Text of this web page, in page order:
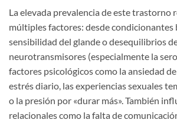
La elevada prevalencia de este trastorno
múltiples factores: desde condicionantes
sensibilidad del glande o desequilibrios
neurotransmisores (especialmente la
factores psicológicos como la ansiedad
estrés diario, las experiencias sexuales
o la presión por «durar más». También
relacionales como la falta de